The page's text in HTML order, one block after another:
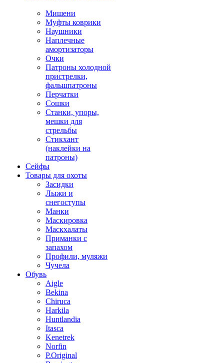
Мишени
Муфты коврики
Наушники
Наплечные
амортизаторы
Очки
Патроны холодной
пристрелки,
фальшпатроны
Перчатки
Сошки
Станки, упоры,
мешки для
стрельбы
Стикхант
(наклейки на
патроны)
Сейфы
Товары для охоты
Засидки
Лыжи и
снегоступы
Манки
Маскировка
Маскхалаты
Приманки с
запахом
Профили, муляжи
Чучела
Обувь
Aigle
Bekina
Chiruсa
Harkila
Huntlandia
Itasca
Kenetrek
Norfin
P.Original